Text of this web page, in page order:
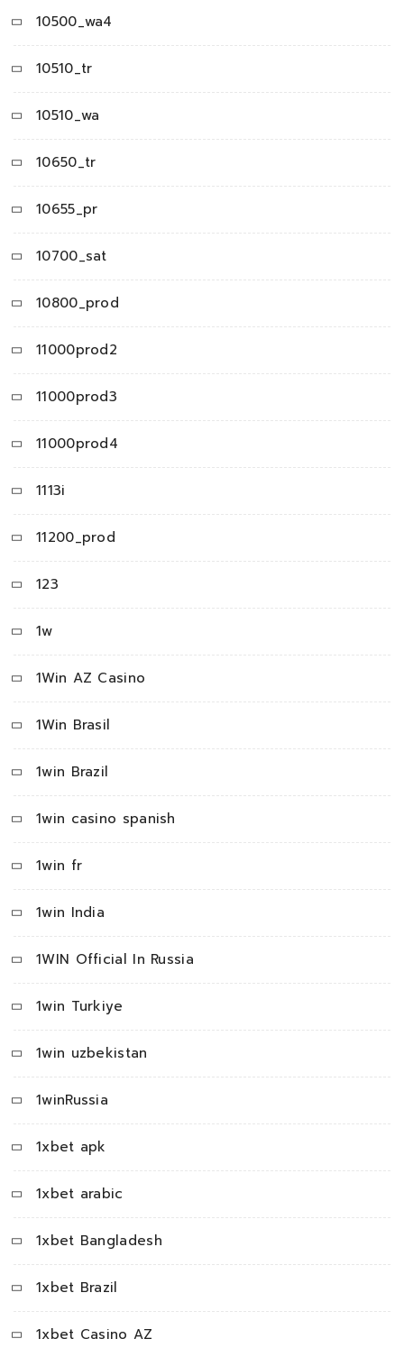
10500_wa4
10510_tr
10510_wa
10650_tr
10655_pr
10700_sat
10800_prod
11000prod2
11000prod3
11000prod4
1113i
11200_prod
123
1w
1Win AZ Casino
1Win Brasil
1win Brazil
1win casino spanish
1win fr
1win India
1WIN Official In Russia
1win Turkiye
1win uzbekistan
1winRussia
1xbet apk
1xbet arabic
1xbet Bangladesh
1xbet Brazil
1xbet Casino AZ